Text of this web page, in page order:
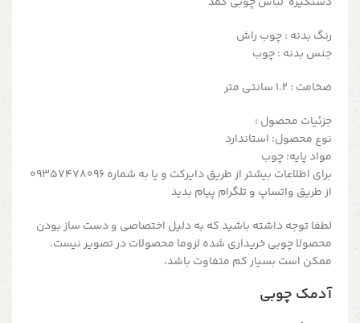
رنگ بدنه : چوب راش
جنس بدنه : چوب
ضخامت : ۱.2 سانتی متر
جزئیات محصول :
نوع محصول: استاندارد
مواد پایه: چوب
برای اطلاعات بیشتر از طریق دایرکت و یا به شماره 09357478096
از طریق واتساپ و تلگرام پیام بدید
لطفا توجه داشته باشید که به دلیل اختصاصی و دست ساز بودن
محصولا چوبی خریداری شده لزوما محصولات در تصویر نیست.
ممکن است بسیار کم متفاوت باشد،
آدمک چوبی